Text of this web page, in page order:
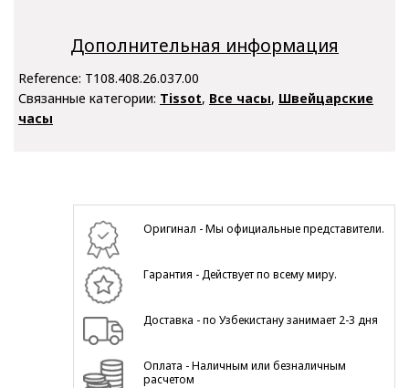
Дополнительная информация
Reference: T108.408.26.037.00
Связанные категории: Tissot, Все часы, Швейцарские
часы
Оригинал - Мы официальные представители.
Гарантия - Действует по всему миру.
Доставка - по Узбекистану занимает 2-3 дня
Оплата - Наличным или безналичным
расчетом